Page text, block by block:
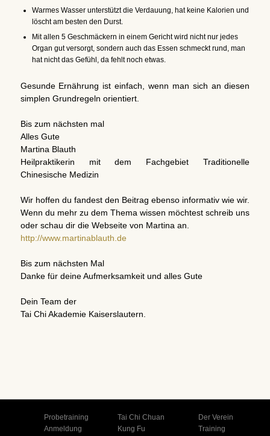
Warmes Wasser unterstützt die Verdauung, hat keine Kalorien und
löscht am besten den Durst.
Mit allen 5 Geschmäckern in einem Gericht wird nicht nur jedes
Organ gut versorgt, sondern auch das Essen schmeckt rund, man
hat nicht das Gefühl, da fehlt noch etwas.
Gesunde Ernährung ist einfach, wenn man sich an diesen
simplen Grundregeln orientiert.
Bis zum nächsten mal
Alles Gute
Martina Blauth
Heilpraktikerin mit dem Fachgebiet Traditionelle
Chinesische Medizin
Wir hoffen du fandest den Beitrag ebenso informativ wie wir.
Wenn du mehr zu dem Thema wissen möchtest schreib uns
oder schau dir die Webseite von Martina an.
http://www.martinablauth.de
Bis zum nächsten Mal
Danke für deine Aufmerksamkeit und alles Gute
Dein Team der
Tai Chi Akademie Kaiserslautern.
Probetraining
Anmeldung
Tai Chi Chuan
Kung Fu
Der Verein
Training